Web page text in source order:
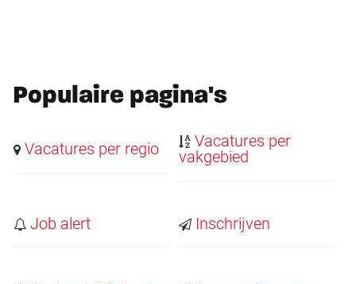
Populaire pagina's
Vacatures per regio
Vacatures per
vakgebied
Job alert Inschrijven